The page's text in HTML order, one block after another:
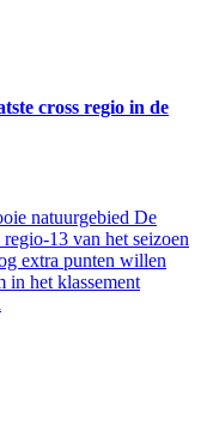
cross regio in de
natuurgebied De
13 van het seizoen
extra punten willen
in het klassement